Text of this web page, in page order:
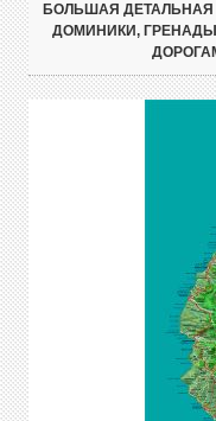
БОЛЬШАЯ ДЕТАЛЬНАЯ
ДОМИНИКИ,